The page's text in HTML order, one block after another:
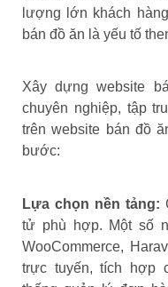
lượng lớn khách
bán đồ ăn là yếu tố
Xây dựng website
chuyên nghiệp, tập
trên website bán đồ
bước:
Lựa chọn nền tảng:
tử phù hợp. Một số
WooCommerce,
trực tuyến, tích hợp